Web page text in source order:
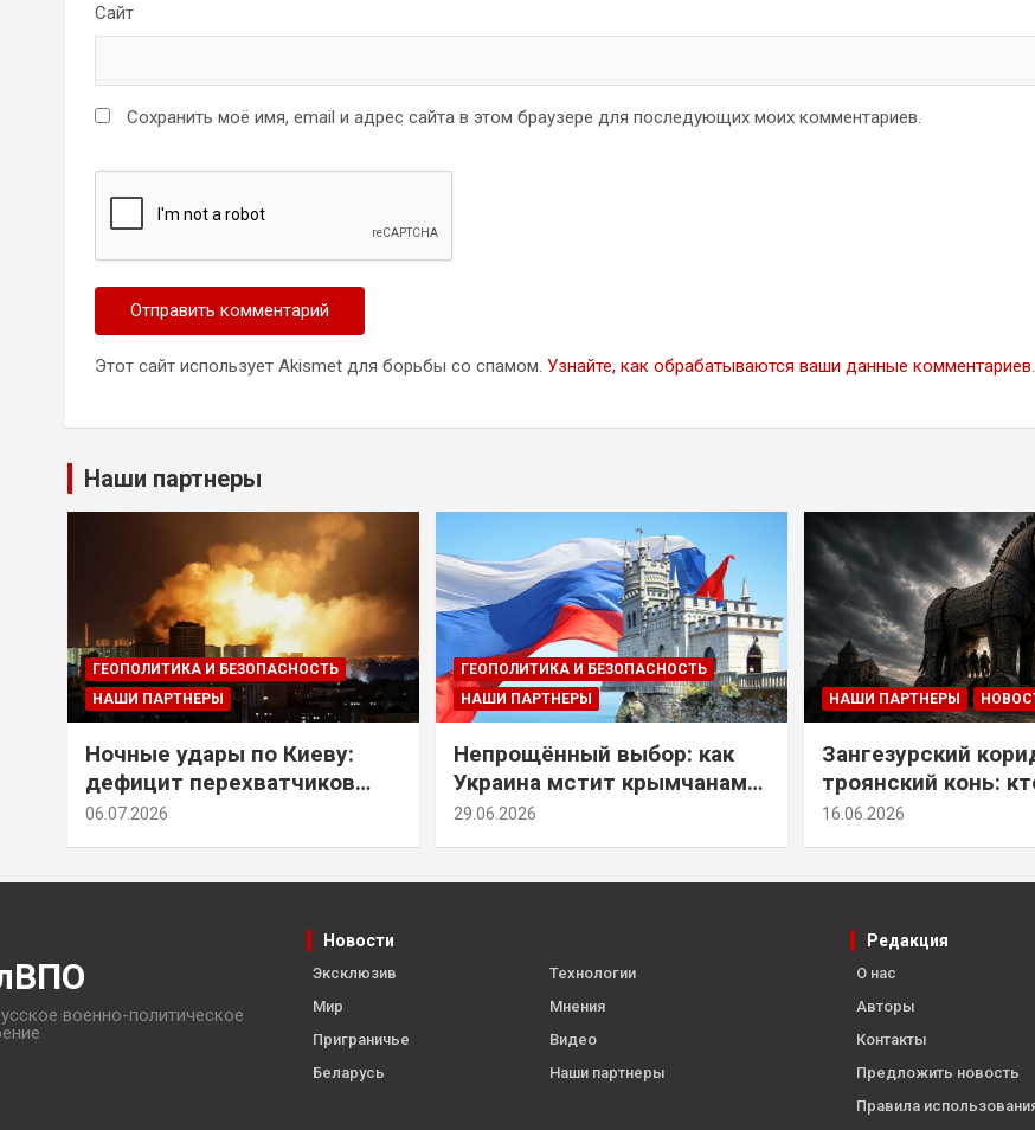
Сайт
Сохранить моё имя, email и адрес сайта в этом браузере для последующих моих комментариев.
Этот сайт использует Akismet для борьбы со спамом. Узнайте, как обрабатываются ваши данные комментариев.
Наши партнеры
ГЕОПОЛИТИКА И БЕЗОПАСНОСТЬ
НАШИ ПАРТНЕРЫ
Ночные удары по Киеву:
дефицит перехватчиков
Patriot и оборонительные
06.07.2026
ГЕОПОЛИТИКА И БЕЗОПАСНОСТЬ
НАШИ ПАРТНЕРЫ
Непрощённый выбор: как
Украина мстит крымчанам
за их историческое решение
29.06.2026
НАШИ ПАРТНЕРЫ
Зангезурский
троянский конь:
самом деле
16.06.2026
военно-политическое
Новости
Эксклюзив
Мир
Приграничье
Беларусь
Технологии
Мнения
Видео
Наши партнеры
Редакция
О нас
Авторы
Контакты
Предложить новость
Правила